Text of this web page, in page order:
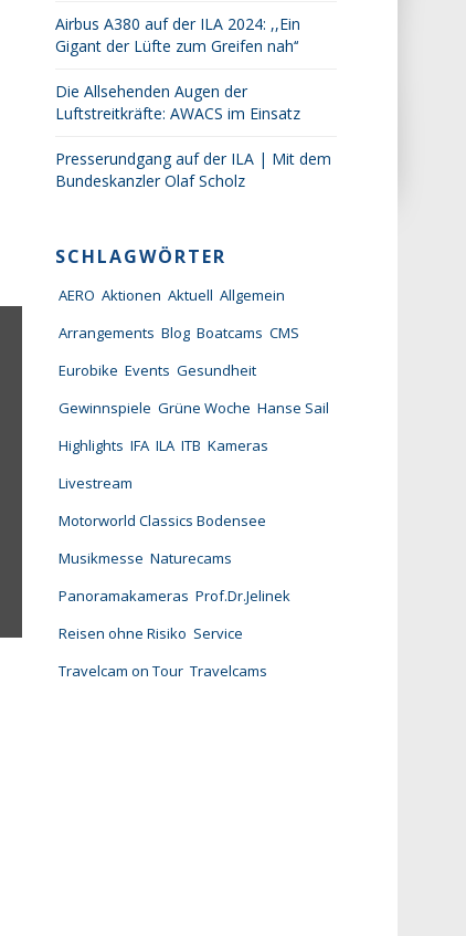
Airbus A380 auf der ILA 2024: ,,Ein
Gigant der Lüfte zum Greifen nah‘‘
Die Allsehenden Augen der
Luftstreitkräfte: AWACS im Einsatz
Presserundgang auf der ILA | Mit dem
Bundeskanzler Olaf Scholz
SCHLAGWÖRTER
AERO Aktionen Aktuell Allgemein
Arrangements Blog Boatcams CMS
Eurobike Events Gesundheit
Gewinnspiele Grüne Woche Hanse Sail
Highlights IFA ILA ITB Kameras
Livestream
Motorworld Classics Bodensee
Musikmesse Naturecams
Panoramakameras Prof.Dr.Jelinek
Reisen ohne Risiko Service
Travelcam on Tour Travelcams